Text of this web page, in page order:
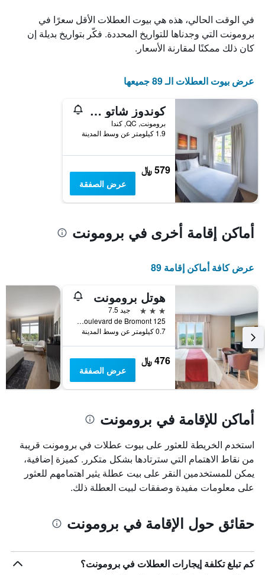
الذي
يعرض
أيام
الأسبوع.
التالي
Y
الذي
يعرض
متوسط
سعر
غرفة
في الوقت الحالي، هذه هي بيوت العطلات الأقل سعرًا في
برومونت التي وجدناها للتواريخ المحددة. فكّر بتواريخ بديلة إن
كان ذلك ممكنًا لمقارنة الأسعار.
عرض بيوت العطلات الـ 89 جميعها
كوندوز شاتو برومونت
برومونت, QC, كندا
1.9 كيلومتر عن وسط المدينة
579 ﷼
عرض الصفقة
أماكن إقامة أخرى في برومونت
عرض كافة أماكن إقامة 89
هوتل برومونت
3 نجوم
جيد 7.5
125 Boulevard de Bromont, برومونت, QC, كندا
0.7 كيلومتر عن وسط المدينة
476 ﷼
عرض الصفقة
أماكن للإقامة في برومونت
استخدم الخريطة للعثور على بيوت عطلات في برومونت قريبة
من نقاط الاهتمام التي سترتادها بشكل متكرر. كميزة إضافية،
يمكن للمستخدمين النقر على بيت عطلة يثير اهتمامهم للعثور
على معلومات مفيدة وصفقات لبيت العطلة ذلك.
حقائق حول الإقامة في برومونت
كم تبلغ تكلفة إيجارات العطلات في برومونت؟